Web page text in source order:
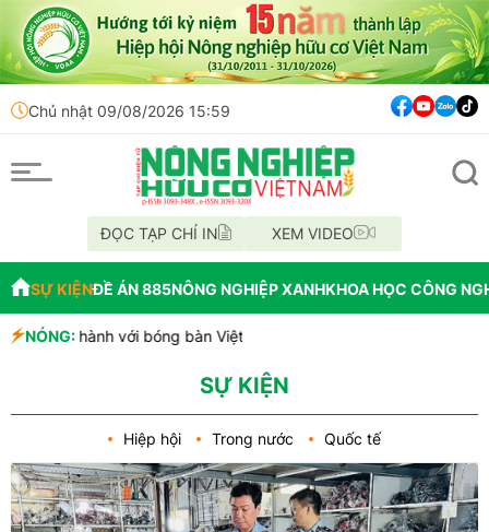
Chủ nhật 09/08/2026 15:59
ĐỌC TẠP CHÍ IN XEM VIDEO
SỰ KIỆNĐỀ ÁN 885NÔNG NGHIỆP XANHKHOA HỌC CÔNG
NÓNG:
hành với bóng bàn Việt Nam bước vào mùa giải đỉnh cao
SỰ KIỆN
Hiệp hội Trong nước Quốc tế